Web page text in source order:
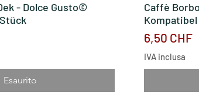
rapida
- Dolce Gusto©
Esaurito
Caffè
Kompatibel
Prezzo
6,50 CHF
IVA inclusa